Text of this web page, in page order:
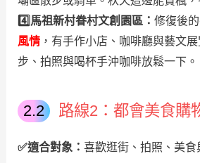
4️⃣馬祖新村眷村文創園區： 修復後
風情，有手作小店、咖啡廳與藝文
步、拍照與喝杯手沖咖啡放鬆一下。
路線2：都會美食購
✅適合對象： 喜歡逛街、拍照、美